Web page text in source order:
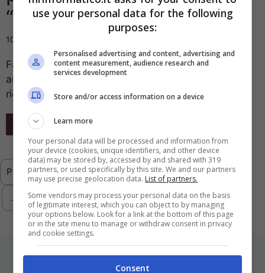
“Camp”
10 Maggio 2013
Farà sia da antivirus che da antimalware. Il primo
antivirus di Google dovrebbe essere in grado di
riconoscere il 99% delle ...
Leggi Tutto
Previous 1 … 4 5 6 7 8
… 293 Next
use your personal data for the following
purposes:
Personalised advertising and content, advertising and
content measurement, audience research and
services development
Store and/or access information on a device
Learn more
Your personal data will be processed and information from
your device (cookies, unique identifiers, and other device
data) may be stored by, accessed by and shared with 319
partners, or used specifically by this site. We and our partners
may use precise geolocation data. List of partners.
Some vendors may process your personal data on the basis
of legitimate interest, which you can object to by managing
your options below. Look for a link at the bottom of this page
or in the site menu to manage or withdraw consent in privacy
and cookie settings.
Consent